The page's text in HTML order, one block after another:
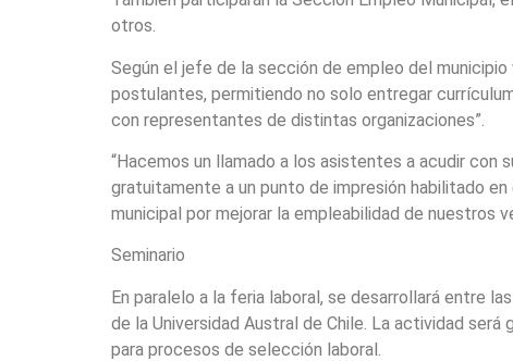
otros.
Según el jefe de la sección de empleo del
postulantes, permitiendo no solo entregar
con representantes de distintas organizaciones”.
“Hacemos un llamado a los asistentes a acudir con
gratuitamente a un punto de impresión habilitado
municipal por mejorar la empleabilidad de nuestros
Seminario
En paralelo a la feria laboral, se desarrollará entre
de la Universidad Austral de Chile. La actividad
para procesos de selección laboral.